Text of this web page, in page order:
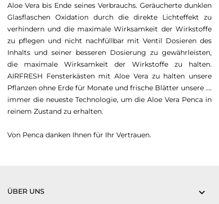
Aloe Vera bis Ende seines Verbrauchs. Geräucherte dunklen
Glasflaschen Oxidation durch die direkte Lichteffekt zu
verhindern und die maximale Wirksamkeit der Wirkstoffe
zu pflegen und nicht nachfüllbar mit Ventil Dosieren des
Inhalts und seiner besseren Dosierung zu gewährleisten,
die maximale Wirksamkeit der Wirkstoffe zu halten.
AIRFRESH Fensterkästen mit Aloe Vera zu halten unsere
Pflanzen ohne Erde für Monate und frische Blätter unsere ....
immer die neueste Technologie, um die Aloe Vera Penca in
reinem Zustand zu erhalten.
Von Penca danken Ihnen für Ihr Vertrauen.
ÜBER UNS 